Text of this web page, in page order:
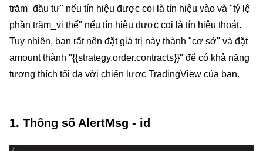
trăm_đầu tư" nếu tín hiệu được coi là tín hiệu vào và "tỷ lệ
phần trăm_vị thế" nếu tín hiệu được coi là tín hiệu thoát.
Tuy nhiên, bạn rất nên đặt giá trị này thành "cơ sở" và đặt
amount thành "{{strategy.order.contracts}}" để có khả năng
tương thích tối đa với chiến lược TradingView của bạn.
1. Thông số AlertMsg - id